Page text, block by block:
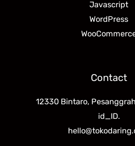
Javascript
WordPress
Contact
12330 Bintaro,
id_ID.